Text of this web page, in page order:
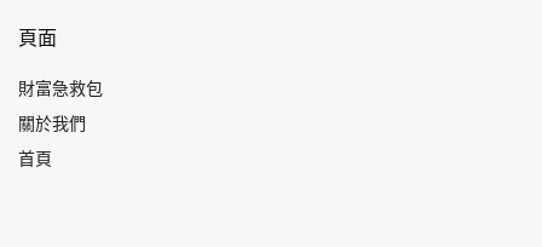
頁面
財富急救包
關於我們
首頁